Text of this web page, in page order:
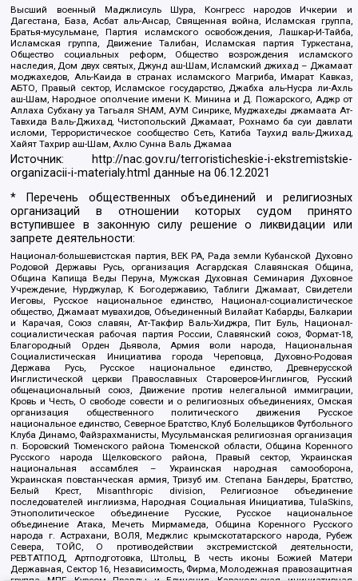
Высший военный Маджлисуль Шура, Конгресс народов Ичкерии и
Дагестана, База, Асбат аль-Ансар, Священная война, Исламская группа,
Братья-мусульмане, Партия исламского освобождения, Лашкар-И-Тайба,
Исламская группа, Движение Талибан, Исламская партия Туркестана,
Общество социальных реформ, Общество возрождения исламского
наследия, Дом двух святых, Джунд аш-Шам, Исламский джихад – Джамаат
моджахедов, Аль-Каида в странах исламского Магриба, Имарат Кавказ,
АБТО, Правый сектор, Исламское государство, Джабха аль-Нусра ли-Ахль
аш-Шам, Народное ополчение имени К. Минина и Д. Пожарского, Аджр от
Аллаха Субхану уа Тагьаля SHAM, АУМ Синрике, Муджахеды джамаата Ат-
Тавхида Валь-Джихад, Чистопольский Джамаат, Рохнамо ба суи давлати
исломи, Террористическое сообщество Сеть, Катиба Таухид валь-Джихад,
Хайят Тахрир аш-Шам, Ахлю Сунна Валь Джамаа
Источник:
http://nac.gov.ru/terroristicheskie-i-ekstremistskie-
organizacii-i-materialy.html данные на06.12.2021
* Перечень общественных объединений и религиозных
организаций в отношении которых судом принято
вступившее в законную силу решение о ликвидации или
запрете деятельности:
Национал-большевистская партия, ВЕК РА, Рада земли Кубанской Духовно
Родовой Державы Русь, организация Асгардская Славянская Община,
Община Капища Веды Перуна, Мужская Духовная Семинария Духовное
Учреждение, Нурджулар, К Богодержавию, Таблиги Джамаат, Свидетели
Иеговы, Русское национальное единство, Национал-социалистическое
общество, Джамаат мувахидов, Объединенный Вилайат Кабарды, Балкарии
и Карачая, Союз славян, Ат-Такфир Валь-Хиджра, Пит Буль, Национал-
социалистическая рабочая партия России, Славянский союз, Формат-18,
Благородный Орден Дьявола, Армия воли народа, Национальная
Социалистическая Инициатива города Череповца, Духовно-Родовая
Держава Русь, Русское национальное единство, Древнерусской
Инглистической церкви Православных Староверов-Инглингов, Русский
общенациональный союз, Движение против нелегальной иммиграции,
Кровь и Честь, О свободе совести и о религиозных объединениях, Омская
организация общественного политического движения Русское
национальное единство, Северное Братство, Клуб Болельщиков Футбольного
Клуба Динамо, Файзрахманисты, Мусульманская религиозная организация
п. Боровский Тюменского района Тюменской области, Община Коренного
Русского народа Щелковского района, Правый сектор, Украинская
национальная ассамблея – Украинская народная самооборона,
Украинская повстанческая армия, Тризуб им. Степана Бандеры, Братство,
Белый Крест, Misanthropic division, Религиозное объединение
последователей инглиизма, Народная Социальная Инициатива, TulaSkins,
Этнополитическое объединение Русские, Русское национальное
объединение Атака, Мечеть Мирмамеда, Община Коренного Русского
народа г. Астрахани, ВОЛЯ, Меджлис крымскотатарского народа, Рубеж
Севера, ТОЙС, О противодействии экстремистской деятельности,
РЕВТАТПОД, Артподготовка, Штольц, В честь иконы Божией Матери
Державная, Сектор 16, Независимость, Фирма, Молодежная правозащитная